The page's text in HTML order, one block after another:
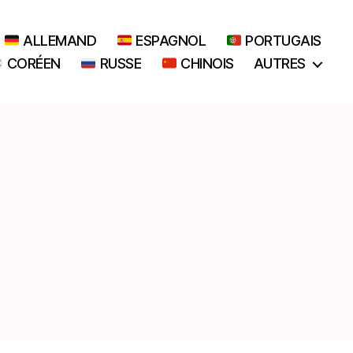
ALLEMAND ESPAGNOL
PORTUGAIS
CORÉEN RUSSE CHINOIS AUTRES